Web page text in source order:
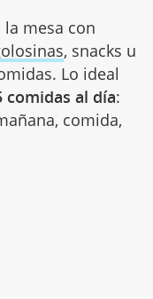
mesa con
, snacks u
Lo ideal
comidas al día:
comida,